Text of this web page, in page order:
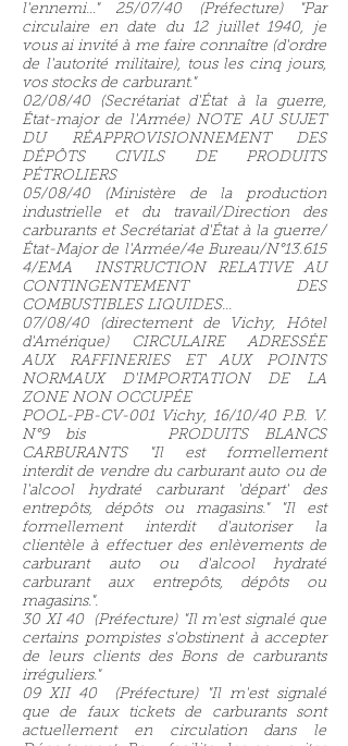
l'ennemi..." 25/07/40 (Préfecture) "Par
circulaire en date du 12 juillet 1940, je
vous ai invité à me faire connaître (d'ordre
de l'autorité militaire), tous les cinq jours,
vos stocks de carburant."
02/08/40 (Secrétariat d'État à la guerre,
État-major de l'Armée) NOTE AU SUJET
DU RÉAPPROVISIONNEMENT DES
DÉPÔTS CIVILS DE PRODUITS
PÉTROLIERS
05/08/40 (Ministère de la production
industrielle et du travail/Direction des
carburants et Secrétariat d'État à la guerre/
État-Major de l'Armée/4e Bureau/N°13.615
4/EMA INSTRUCTION RELATIVE AU
CONTINGENTEMENT DES
COMBUSTIBLES LIQUIDES...
07/08/40 (directement de Vichy, Hôtel
d'Amérique) CIRCULAIRE ADRESSÉE
AUX RAFFINERIES ET AUX POINTS
NORMAUX D'IMPORTATION DE LA
ZONE NON OCCUPÉE
POOL-PB-CV-001 Vichy, 16/10/40 P.B. V.
N°9 bis PRODUITS BLANCS
CARBURANTS "Il est formellement
interdit de vendre du carburant auto ou de
l'alcool hydraté carburant 'départ' des
entrepôts, dépôts ou magasins." "Il est
formellement interdit d'autoriser la
clientèle à effectuer des enlèvements de
carburant auto ou d'alcool hydraté
carburant aux entrepôts, dépôts ou
magasins.".
30 XI 40 (Préfecture) "Il m'est signalé que
certains pompistes s'obstinent à accepter
de leurs clients des Bons de carburants
irréguliers."
09 XII 40 (Préfecture) "Il m'est signalé
que de faux tickets de carburants sont
actuellement en circulation dans le